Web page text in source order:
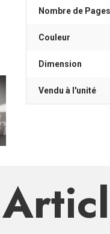
Nombre de Pages
Couleur
Dimension
Vendu à l'unité